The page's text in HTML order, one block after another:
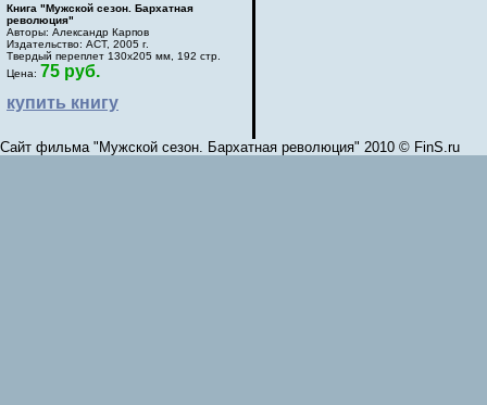
Книга "Мужской сезон. Бархатная
революция"
Авторы: Александр Карпов
Издательство: АСТ, 2005 г.
Твердый переплет 130х205 мм, 192 стр.
Цена: 75 руб.
купить книгу
Сайт фильма "Мужской сезон. Бархатная революция" 2010 © FinS.ru